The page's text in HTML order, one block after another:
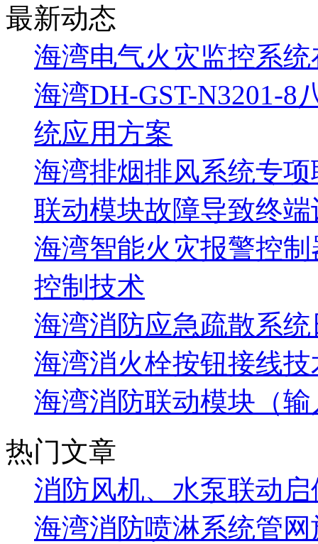
最新动态
海湾电气火灾监控系
海湾DH-GST-N3201-8
统应用方案
海湾排烟排风系统专
联动模块故障导致终
海湾智能火灾报警控
控制技术
海湾消防应急疏散系
海湾消火栓按钮接线
海湾消防联动模块（
热门文章
消防风机、水泵联动
海湾消防喷淋系统管